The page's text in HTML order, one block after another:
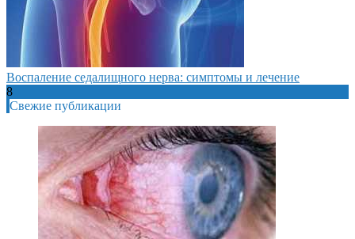
Воспаление седалищного нерва: симптомы и лечение
8
Свежие публикации